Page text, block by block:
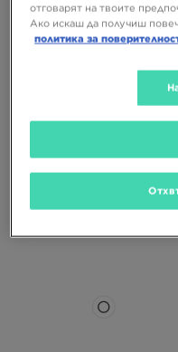
127,99 €
250,33 ЛВ.
159,99 €
312,91 ЛВ.
– най-ниска
отговарят на твоите
Ако искаш да получиш
политика за